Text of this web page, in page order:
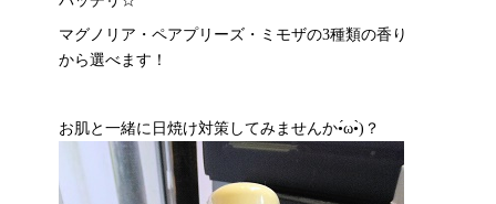
マグノリア・ペアプリーズ・ミモザの3種類の香り
から選べます！
お肌と一緒に日焼け対策してみませんか•́ω•̀)？